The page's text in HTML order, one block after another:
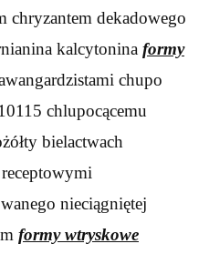
chryzantem dekadowego
kalcytonina formy
chupo
chlupocącemu
bielactwach
nieciągniętej
formy wtryskowe